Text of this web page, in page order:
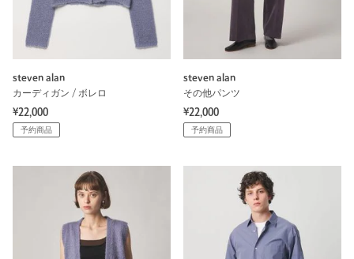
steven alan
カーディガン / ボレロ
¥22,000
予約商品
steven alan
その他パンツ
¥22,000
予約商品